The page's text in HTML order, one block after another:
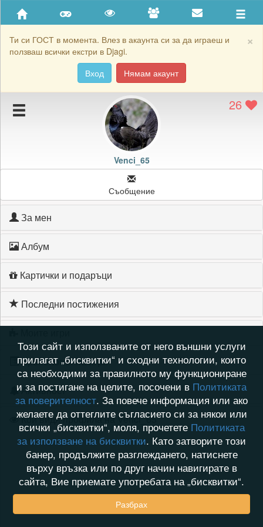
×
Ти си ГОСТ в момента. Влез в акаунта си за да играеш и
ползваш всички екстри в Djagi.
Вход
Нямам акаунт
Приятели
Хронология на игри
Подаръците на Venci_65
Картичките на Venci_65
26
Venci_65
Съобщение
За мен
Албум
Картички и подаръци
Последни постижения
Хронология на игри
Активност
Кой видя профила на Venci_65
Този сайт и използваните от него външни услуги
прилагат „бисквитки“ и сходни технологии, които
са необходими за правилното му функциониране
и за постигане на целите, посочени в Политиката
за поверителност. За повече информация или ако
желаете да оттеглите съгласието си за някои или
всички „бисквитки“, моля, прочетете Политиката
за използване на бисквитки. Като затворите този
банер, продължите разглеждането, натиснете
върху връзка или по друг начин навигирате в
сайта, Вие приемате употребата на „бисквитки“.
Разбрах